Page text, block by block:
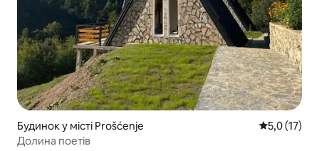
Будинок у місті Prošćenje Середня
5,0 (17)
Долина поетів